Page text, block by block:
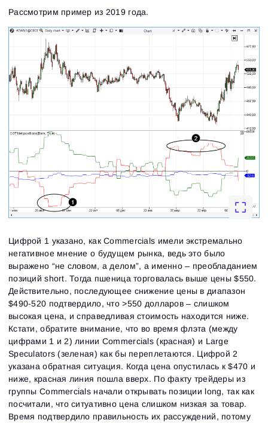
Рассмотрим пример из 2019 года.
Цифрой 1 указано, как Commercials имели экстремально
негативное мнение о будущем рынка, ведь это было
выражено “не словом, а делом”, а именно – преобладанием
позиций short. Тогда пшеница торговалась выше цены $550.
Действительно, последующее снижение цены в диапазон
$490-520 подтвердило, что >550 долларов – слишком
высокая цена, и справедливая стоимость находится ниже.
Кстати, обратите внимание, что во время флэта (между
цифрами 1 и 2) линии Commercials (красная) и Large
Speculators (зеленая) как бы переплетаются. Цифрой 2
указана обратная ситуация. Когда цена опустилась к $470 и
ниже, красная линия пошла вверх. По факту трейдеры из
группы Commercials начали открывать позиции long, так как
посчитали, что ситуативно цена слишком низкая за товар.
Время подтвердило правильность их рассуждений, потому